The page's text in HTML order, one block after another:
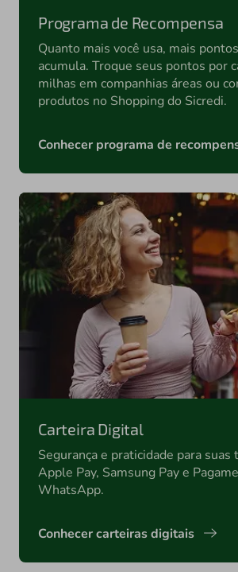
Programa de Recompensa
Quanto mais você usa, mais
acumula. Troque seus pontos por
milhas em companhias áreas ou
produtos no Shopping do Sicredi.
Conhecer programa de
Carteira Digital
Segurança e praticidade para suas
Apple Pay, Samsung Pay e
WhatsApp.
Conhecer carteiras digitais